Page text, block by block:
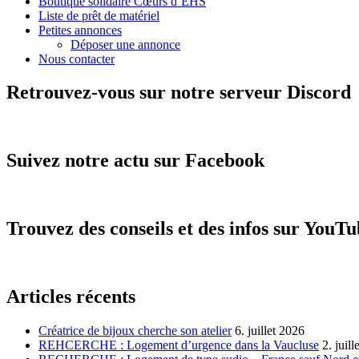
Liste de prêt de matériel
Petites annonces
Déposer une annonce
Nous contacter
Retrouvez-vous sur notre serveur Discord
Suivez notre actu sur Facebook
Trouvez des conseils et des infos sur
Articles récents
Créatrice de bijoux cherche son atelier 6. juillet 2026
REHCERCHE : Logement d’urgence dans la Vaucluse 2.